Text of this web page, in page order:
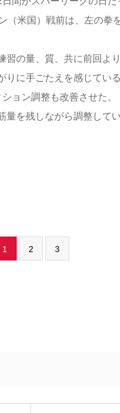
（米国）戦前は、左の拳
の量、質、共に前回よ
に手ごたえを感じている
ョン調整も改善させた。
を残しながら調整してい
1 2 3